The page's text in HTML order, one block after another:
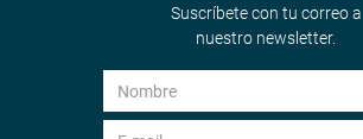
Suscríbete con tu correo a
nuestro newsletter.